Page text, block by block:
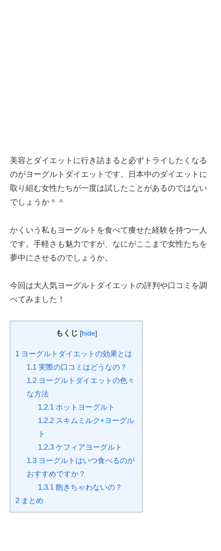
美容とダイエットに行き詰まると必ずトライしたくなる
のがヨーグルトダイエットです。日本中のダイエットに
取り組む女性たちが一度は試したことがあるのではない
でしょうか＾＾
かくいう私もヨーグルトを食べて痩せた経験を持つ一人
です。手軽さも魅力ですが、なにがここまで女性たちを
夢中にさせるのでしょうか。
今回は大人気ヨーグルトダイエットの評判や口コミを調
べてみました！
もくじ [hide]
1 ヨーグルトダイエットの効果とは
1.1 実際の口コミはどうなの？
1.2ヨーグルトダイエットの色々
な方法
1.2.1 ホットヨーグルト
1.2.2スキムミルク+ヨーグル
ト
1.2.3ケフィアヨーグルト
1.3ヨーグルトはいつ食べるのが
おすすめですか？
1.3.1 飽きちゃわないの？
2 まとめ